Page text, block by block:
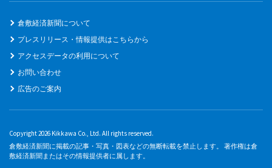
倉敷経済新聞について
プレスリリース・情報提供はこちらから
アクセスデータの利用について
お問い合わせ
広告のご案内
Copyright 2026 Kikkawa Co., Ltd. All rights reserved.
倉敷経済新聞に掲載の記事・写真・図表などの無断転載を禁止します。 著作権は倉
敷経済新聞またはその情報提供者に属します。